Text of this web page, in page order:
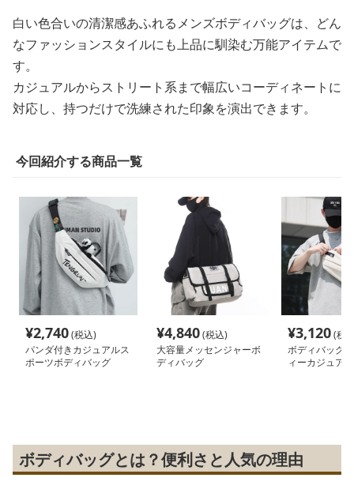
白い色合いの清潔感あふれるメンズボディバッグは、どん
なファッションスタイルにも上品に馴染む万能アイテムで
す。
カジュアルからストリート系まで幅広いコーディネートに
対応し、持つだけで洗練された印象を演出できます。
今回紹介する商品一覧
¥2,740(税込)
パンダ付きカジュアルス
ポーツボディバッグ
¥4,840(税込)
大容量メッセンジャーボ
ディバッグ
¥3,120(税
ボディバッグ
ィーカジュア
ボディバッグとは？便利さと人気の理由